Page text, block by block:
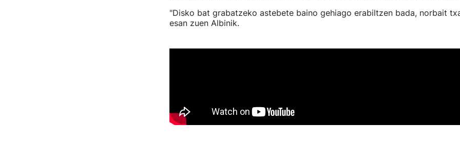
"Disko bat grabatzeko astebete baino gehiago erabiltzen bada, norbait
esan zuen Albinik.